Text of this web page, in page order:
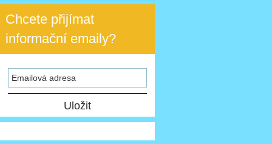
Chcete přijímat
informační emaily?